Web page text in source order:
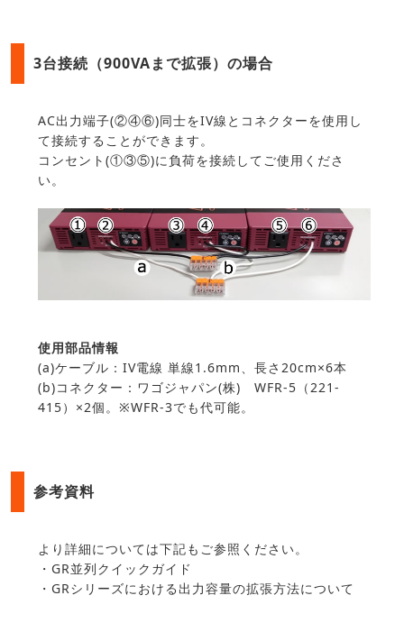
3台接続（900VAまで拡張）の場合
AC出力端子(②④⑥)同士をIV線とコネクターを使用し
て接続することができます。
コンセント(①③⑤)に負荷を接続してご使用くださ
い。
使用部品情報
(a)ケーブル：IV電線 単線1.6mm、長さ20cm×6本
(b)コネクター：ワゴジャパン(株) WFR-5（221-
415）×2個。※WFR-3でも代可能。
参考資料
より詳細については下記もご参照ください。
・ GR並列クイックガイド
・ GRシリーズにおける出力容量の拡張方法について